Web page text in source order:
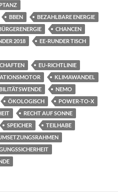
BBEN
BEZAHLBARE ENERGIE
CHANCEN
2018
EE-RUNDER TISCH
EU-RICHTLINIE
KLIMAWANDEL
NEMO
ÖKOLOGISCH
POWER-TO-X
RECHT AUF SONNE
SPEICHER
TEILHABE